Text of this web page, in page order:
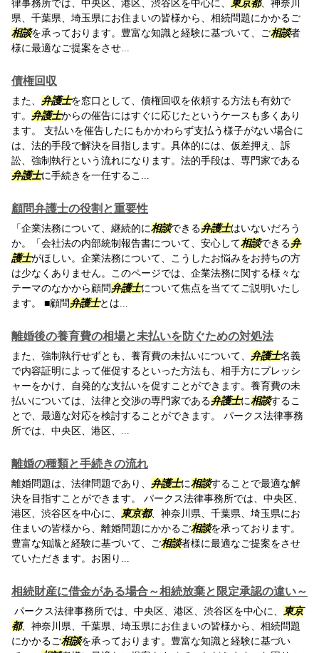
律事務所では、中央区、港区、渋谷区を中心に、
東京都、神奈川
県、千葉県、埼玉県にお住まいの皆様から、相続問題にかかるご
相談を承っております。豊富な知識と経験に基づいて、ご相談者
様に最適なご提案をさせ...
債権回収
また、 弁護士を窓口として、債権回収を依頼する方法も有効で
す。 弁護士からの催告にはすぐに応じたというケースも多くあり
ます。 支払いを催告したにもかかわらず支払う様子がない場合に
は、法的手段で解決を目指します。具体的には、仮差押え、訴
訟、強制執行という流れになります。法的手段は、専門家である
弁護士に手続きを一任するこ...
顧問弁護士の役割と重要性
「企業法務について、継続的に相談できる弁護士はいないだろう
か。「会社法の内部統制報告書について、安心して相談できる弁
護士がほしい。企業法務について、こうしたお悩みをお持ちの方
は少なくありません。このページでは、企業法務に関する様々な
テーマのなかから顧問弁護士について焦点を当ててご説明いたし
ます。 ■顧問弁護士とは...
離婚後の養育費の相場と未払いを防ぐための対処法
また、強制執行せずとも、養育費の未払いについて、 弁護士名義
で内容証明によって催促するといった方法も、相手方にプレッシ
ャーをかけ、自発的な支払いを促すことができます。養育費の未
払いについては、法律と交渉の専門家である弁護士に相談するこ
とで、最適な対応を検討することができます。 パークス法律事務
所では、中央区、港区、...
離婚の種類と手続きの流れ
離婚問題は、法律問題であり、 弁護士に相談することで最適な解
決を目指すことができます。 パークス法律事務所では、中央区、
港区、渋谷区を中心に、
東京都、神奈川県、千葉県、埼玉県にお
住まいの皆様から、離婚問題にかかるご相談を承っております。
豊富な知識と経験に基づいて、ご相談者様に最適なご提案をさせ
ていただきます。お困り...
相続財産に借金がある場合～相続放棄と限定承認の違い～
パークス法律事務所では、中央区、港区、渋谷区を中心に、
東京
都、神奈川県、千葉県、埼玉県にお住まいの皆様から、相続問題
にかかるご相談を承っております。豊富な知識と経験に基づい